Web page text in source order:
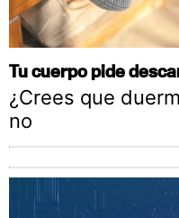
Tu cuerpo pide
¿Crees que
no